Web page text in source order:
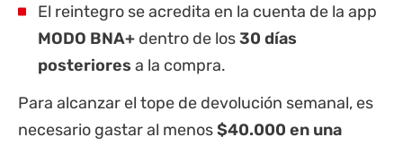
El reintegro se acredita en la cuenta de la app
MODO BNA+ dentro de los30 días
posteriores a la compra.
Para alcanzar el tope de devolución semanal, es
necesario gastar al menos$40.000 en una